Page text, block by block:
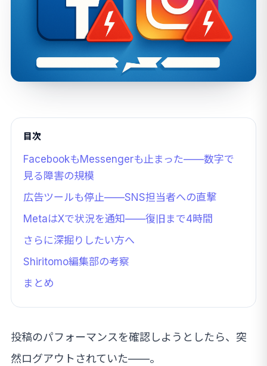
目次
FacebookもMessengerも止まった——数字で
見る障害の規模
広告ツールも停止——SNS担当者への直撃
MetaはXで状況を通知——復旧まで4時間
さらに深掘りしたい方へ
Shiritomo編集部の考察
まとめ
投稿のパフォーマンスを確認しようとしたら、突
然ログアウトされていた——。